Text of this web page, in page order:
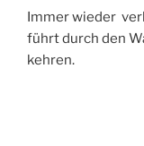
Immer wieder
führt durch den
kehren.